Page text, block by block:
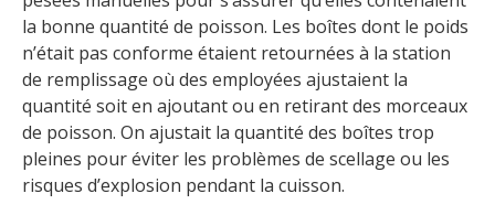
la bonne quantité de poisson. Les boîtes dont le poids
n’était pas conforme étaient retournées à la station
de remplissage où des employées ajustaient la
quantité soit en ajoutant ou en retirant des morceaux
de poisson. On ajustait la quantité des boîtes trop
pleines pour éviter les problèmes de scellage ou les
risques d’explosion pendant la cuisson.